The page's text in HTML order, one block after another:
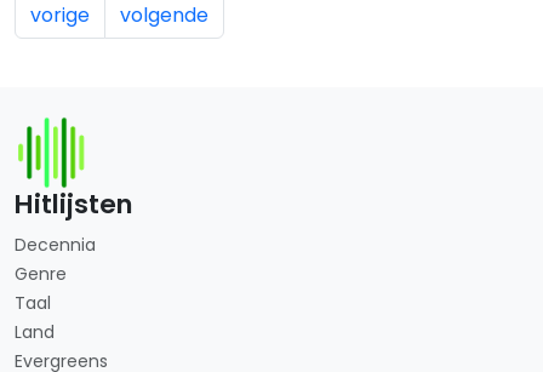
vorige volgende
Hitlijsten
Decennia
Genre
Taal
Land
Evergreens